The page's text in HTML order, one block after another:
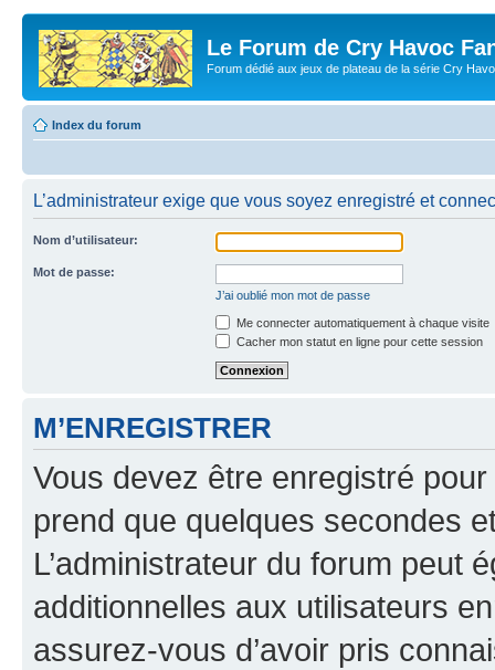
Le Forum de Cry Havoc
Forum dédié aux jeux de plateau de la série Cry
Index du forum
L’administrateur exige que vous soyez enregistré et
Nom d’utilisateur:
Mot de passe:
J’ai oublié mon mot de passe
Me connecter automatiquement à chaque visite
Cacher mon statut en ligne pour cette session
M’ENREGISTRER
Vous devez être enregistré
prend que quelques secondes
L’administrateur du forum peut
additionnelles aux utilisateurs
assurez-vous d’avoir pris